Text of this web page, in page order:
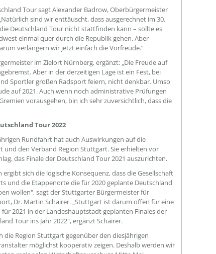
Tour sagt Alexander Badrow, Oberbürgermeister
sind wir enttäuscht, dass ausgerechnet im 30.
Deutschland Tour nicht stattfinden kann – sollte es
einmal quer durch die Republik gehen. Aber
verlängern wir jetzt einfach die Vorfreude.“
im Zielort Nürnberg, ergänzt: „Die Freude auf
Aber in der derzeitigen Lage ist ein Fest, bei
Sportler großen Radsport feiern, nicht denkbar. Umso
auf 2021. Auch wenn noch administrative Prüfungen
vorausgehen, bin ich sehr zuversichtlich, dass die
Tour 2022
Rundfahrt hat auch Auswirkungen auf die
den Verband Region Stuttgart. Sie erhielten vor
das Finale der Deutschland Tour 2021 auszurichten.
sich die logische Konsequenz, dass die Gesellschaft
und die Etappenorte die für 2020 geplante Deutschland
wollen", sagt der Stuttgarter Bürgermeister für
Dr. Martin Schairer. „Stuttgart ist darum offen für eine
2021 in der Landeshauptstadt geplanten Finales der
Tour ins Jahr 2022", ergänzt Schairer.
die Region Stuttgart gegenüber den diesjährigen
möglichst kooperativ zeigen. Deshalb werden wir